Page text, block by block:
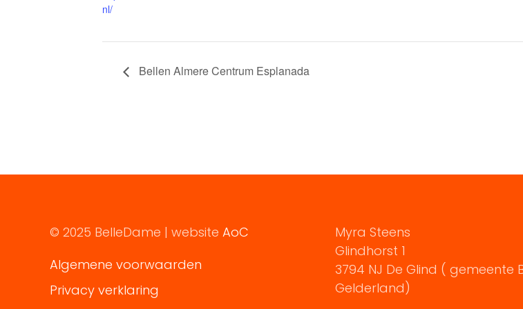
nl/
Bellen Almere Centrum Esplanada
© 2025 BelleDame | website AoC
Algemene voorwaarden
Privacy verklaring
Myra Steens
Glindhorst 1
3794 NJ De Glind ( gemeente
Gelderland)